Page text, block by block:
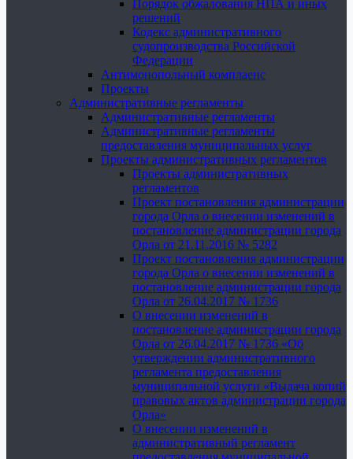
Порядок обжалования НПА и иных
решений
Кодекс административного
судопроизводства Российской
Федерации
Антимонопольный комплаенс
Проекты
Административные регламенты
Административные регламенты
Административные регламенты
предоставления муниципальных услуг
Проекты административных регламентов
Проекты административных
регламентов
Проект постановления администрации
города Орла о внесении изменений в
постановление администрации города
Орла от 21.11.2016 № 5282
Проект постановления администрации
города Орла о внесении изменений в
постановление администрации города
Орла от 26.04.2017 № 1736
О внесении изменений в
постановление администрации города
Орла от 26.04.2017 № 1736 «Об
утверждении административного
регламента предоставления
муниципальной услуги «Выдача копий
правовых актов администрации города
Орла»
О внесении изменений в
административный регламент